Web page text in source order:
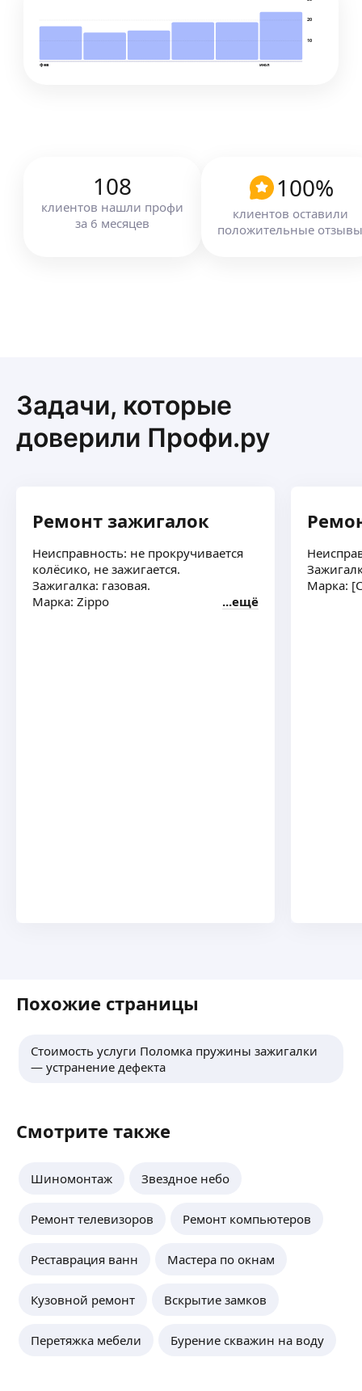
10
20
фев июл
108
клиентов нашли профи
за 6 месяцев
100%
клиентов оставили
положительные отзывы
Задачи, которые
доверили Профи.ру
Ремонт зажигалок
Неисправность: не прокручивается
колёсико, не зажигается.
Зажигалка: газовая.
Марка: Zippo
ещё
Марка:
Похожие страницы
Стоимость услуги Поломка пружины зажигалки
— устранение дефекта
Смотрите также
Шиномонтаж Звездное небо
Ремонт телевизоров Ремонт компьютеров
Реставрация ванн Мастера по окнам
Кузовной ремонт Вскрытие замков
Перетяжка мебели Бурение скважин на воду